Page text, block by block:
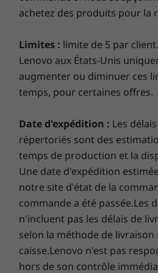
vous rassure que nous
En savoir plus >
Smart Performance
Personne ne peut mieux
qui l'ont fabriqué! Lenovo
Vantage diagnostiquera et
performance et de sécurité,
du PC et gardera votre
malveillants.
En savoir plus >
avec des
Profitez de visuels
vous diffusez des vidéos,
télévisée préférée ou
ligne. Doté d’une résolution
bordures autour de l’écran,
15 pouces offre la qualité
à domicile portable. Passez
applications encore plus
l’écran tactile en option.
Conception
Écran
Écran IPS FHD (1920 x 1080) de
Autre
Brand
IdeaPad
(0)
Processeur
Processeur Intel®
core™ de
8e génération
Système
d'exploitation
Windows 10 Home
Ryzen™
série
Jusqu'à
achetez des produits pour la
Limites : limite de 5 par
Lenovo aux États-Unis
augmenter ou diminuer ces
temps, pour certaines offres.
Date d'expédition : Les
répertoriés sont des
temps de production et la
Une date d'expédition
notre site d'état de la
commande a été passée.Les
n'incluent pas les délais de
selon la méthode de livraison
caisse.Lenovo n'est pas
hors de son contrôle